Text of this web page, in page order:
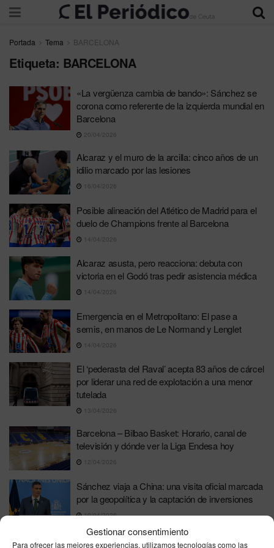
Gestionar consentimiento
Para ofrecer las mejores experiencias, utilizamos tecnologías como las
Portada Tema BARCELONA
Etiqueta: BARCELONA
«La vergüenza cambia de bando»: Sánchez se
corona como referente de la izquierda mundial en
Barcelona
20/04/2026
Alcaraz y el muro de la arcilla: cinco años de un
idilio marcado por las lesiones
16/04/2026
Posible alineación del Atlético de Madrid para el
duelo de Champions frente al Barcelona
14/04/2026
Alcaraz asusta, pero reacciona: debuta con
victoria en el Godó tras pedir asistencia médica
14/04/2026
Emergencia en el Metropolitano: El pase a
semis, en manos de Le Normand y Lenglet
14/04/2026
El ‘pederasta del Raval’ acepta 83 años de cárcel
por liderar una red de explotación a una menor
tutelada
13/04/2026
Barcelona – Bilbao Basket: Horario, canal de
televisión y dónde ver la Liga Endesa hoy
12/04/2026
Sánchez viaja a China: una visita oficial marcada
por la geopolítica y la captación de inversiones
10/04/2026
Rufián y Montero sellan en Barcelona su alianza